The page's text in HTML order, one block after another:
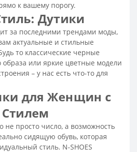
женские
женские
женские
подошве
подошве
Коричневые ботинки женские
женские
к вашему порогу.
Дутики
за последними трендами моды,
актуальные и стильные
то классические черные
образа или яркие цветные модели
– у нас есть что-то для
для Женщин с
не просто число, а возможность
сидящую обувь, которая
стиль. N-SHOES